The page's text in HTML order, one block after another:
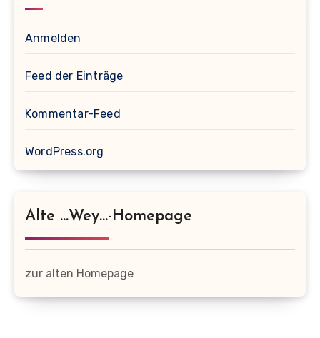
Anmelden
Feed der Einträge
Kommentar-Feed
WordPress.org
Alte …wey…-Homepage
zur alten Homepage